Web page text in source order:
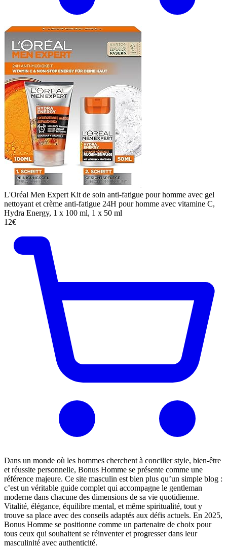
L'Oréal Men Expert Kit de soin anti-fatigue pour homme avec gel
nettoyant et crème anti-fatigue 24H pour homme avec vitamine C,
Hydra Energy, 1 x 100 ml, 1 x 50 ml
12€
Dans un monde où les hommes cherchent à concilier style, bien-être
et réussite personnelle, Bonus Homme se présente comme une
référence majeure. Ce site masculin est bien plus qu’un simple blog :
c’est un véritable guide complet qui accompagne le gentleman
moderne dans chacune des dimensions de sa vie quotidienne.
Vitalité, élégance, équilibre mental, et même spiritualité, tout y
trouve sa place avec des conseils adaptés aux défis actuels. En 2025,
Bonus Homme se positionne comme un partenaire de choix pour
tous ceux qui souhaitent se réinventer et progresser dans leur
masculinité avec authenticité.